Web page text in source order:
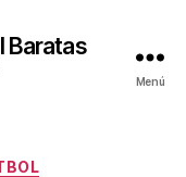
Baratas
Menú